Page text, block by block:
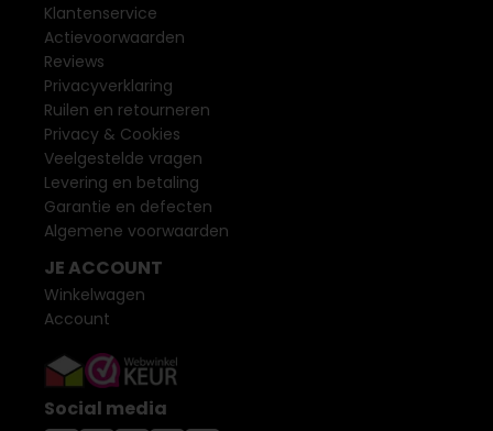
Klantenservice
Actievoorwaarden
Reviews
Privacyverklaring
Ruilen en retourneren
Privacy & Cookies
Veelgestelde vragen
Levering en betaling
Garantie en defecten
Algemene voorwaarden
JE ACCOUNT
Winkelwagen
Account
Social media